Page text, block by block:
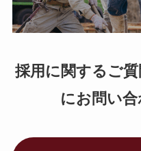
採用に関するご
にお問い合